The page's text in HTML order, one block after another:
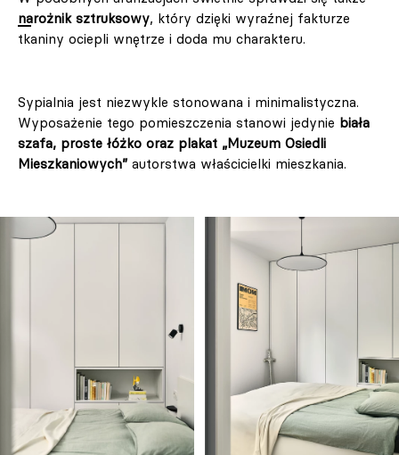
narożnik sztruksowy, który dzięki wyraźnej fakturze
tkaniny ociepli wnętrze i doda mu charakteru.
Sypialnia jest niezwykle stonowana i minimalistyczna.
Wyposażenie tego pomieszczenia stanowi jedynie biała
szafa, proste łóżko oraz plakat „Muzeum Osiedli
Mieszkaniowych” autorstwa właścicielki mieszkania.